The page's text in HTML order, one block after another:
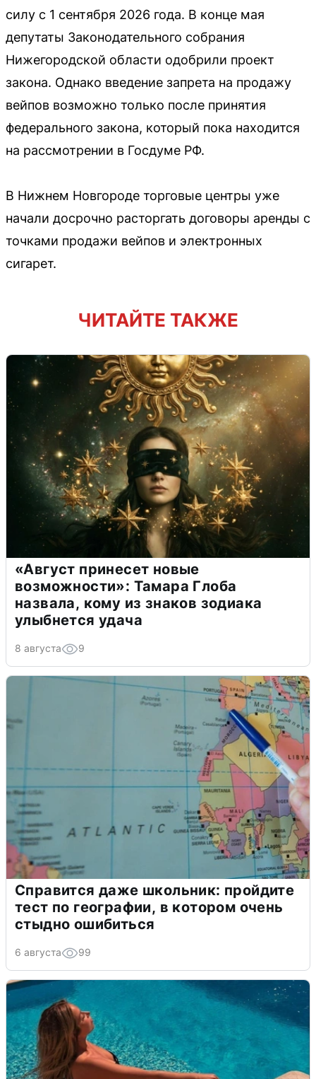
силу с 1 сентября 2026 года. В конце мая
депутаты Законодательного собрания
Нижегородской области одобрили проект
закона. Однако введение запрета на продажу
вейпов возможно только после принятия
федерального закона, который пока находится
на рассмотрении в Госдуме РФ.
В Нижнем Новгороде торговые центры уже
начали досрочно расторгать договоры аренды с
точками продажи вейпов и электронных
сигарет.
ЧИТАЙТЕ ТАКЖЕ
«Август принесет новые
возможности»: Тамара Глоба
назвала, кому из знаков зодиака
улыбнется удача
8 августа 9
Справится даже школьник: пройдите
тест по географии, в котором очень
стыдно ошибиться
6 августа 99